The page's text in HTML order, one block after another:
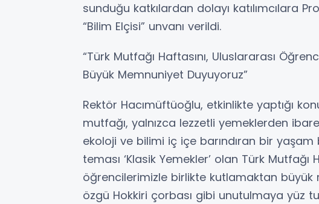
sunduğu katkılardan dolayı katılımcılara
“Bilim Elçisi” unvanı verildi.
“Türk Mutfağı Haftasını, Uluslararası
Büyük Memnuniyet Duyuyoruz”
Rektör Hacımüftüoğlu, etkinlikte yaptığı
mutfağı, yalnızca lezzetli yemeklerden
ekoloji ve bilimi iç içe barındıran bir
teması ‘Klasik Yemekler’ olan Türk Mutfağı
öğrencilerimizle birlikte kutlamaktan büyük
özgü Hokkiri çorbası gibi unutulmaya yüz